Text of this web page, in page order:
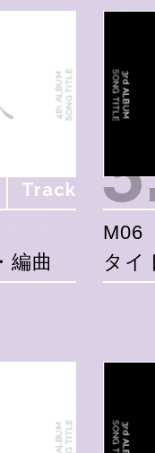
Track
編曲
M06
タイ